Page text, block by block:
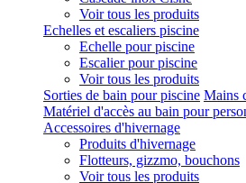
Voir tous les produits
Echelles et escaliers piscine
Echelle pour piscine
Escalier pour piscine
Voir tous les produits
Sorties de bain pour piscine Mains
Matériel d'accès au bain pour
Accessoires d'hivernage
Produits d'hivernage
Flotteurs, gizzmo, bouchons
Voir tous les produits